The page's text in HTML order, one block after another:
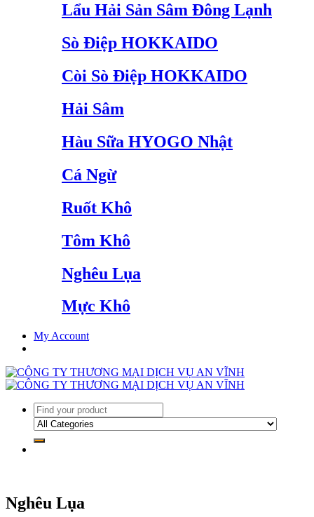
Lẩu Hải Sản Sâm Đông Lạnh
Sò Điệp HOKKAIDO
Còi Sò Điệp HOKKAIDO
Hải Sâm
Hàu Sữa HYOGO Nhật
Cá Ngừ
Ruốt Khô
Tôm Khô
Nghêu Lụa
Mực Khô
My Account
Nghêu Lụa